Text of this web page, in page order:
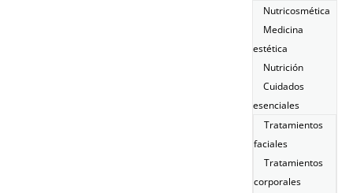
Nutricosmética
Medicina
estética
Nutrición
Cuidados
esenciales
Tratamientos
faciales
Tratamientos
corporales